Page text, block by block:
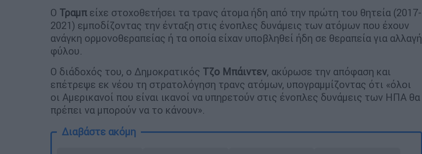
Ο Τραμπείχε στοχοθετήσει τα τρανς άτομα ήδη από την πρώτη του θητεία (2017-
2021) εμποδίζοντας την ένταξη στις ένοπλες δυνάμεις των ατόμων που έχουν
ανάγκη ορμονοθεραπείας ή τα οποία είχαν υποβληθεί ήδη σε θεραπεία για αλλαγή
φύλου.
Ο διάδοχός του, ο Δημοκρατικός Τζο Μπάιντεν, ακύρωσε την απόφαση και
επέτρεψε εκ νέου τη στρατολόγηση τρανς ατόμων, υπογραμμίζοντας ότι «όλοι
οι Αμερικανοί που είναι ικανοί να υπηρετούν στις ένοπλες δυνάμεις των ΗΠΑ θα
πρέπει να μπορούν να το κάνουν».
Διαβάστε ακόμη